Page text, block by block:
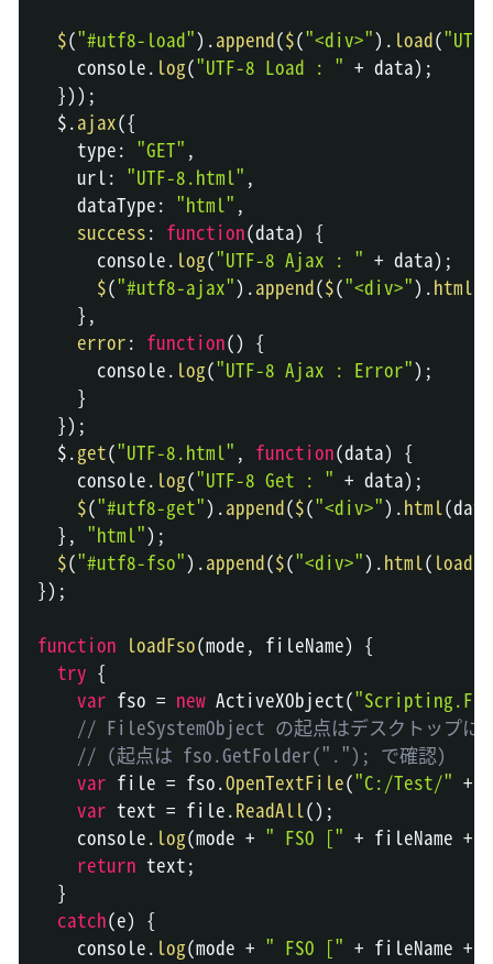
$("#utf8-load") .append($("<div>") . load(
console. log("UTF-8 Load : " + data) ;
})) ;
  $
.ajax({
    type
: "GET" ,
    url
: "UTF-8.html" ,
    dataType
: "html" ,
success: function(data) {
console. log("UTF-8 Ajax : " + data) ;
$("#utf8-ajax") .append($("<div>") .html
} ,
error: function() {
console. log("UTF-8 Ajax : Error") ;
}
}) ;
  $
.get("UTF-8.html" , function(data) {
console. log("UTF-8 Get : " + data) ;
$("#utf8-get") .append($("<div>") .html(data
} , "html") ;
$("#utf8-fso") .append($("<div>") .html(
}) ;
function loadFso(mode, fileName) {
try {
var fso = new ActiveXObject(
// FileSystemObject の起点はデスクトップに
// (起点は fso.GetFolder("."); で確認)
var file = fso.OpenTextFile("C:/Test/" +
var text = file.ReadAll() ;
console. log(mode + " FSO [" + fileName +
return text;
}
catch(e) {
console. log(mode + " FSO [" + fileName +